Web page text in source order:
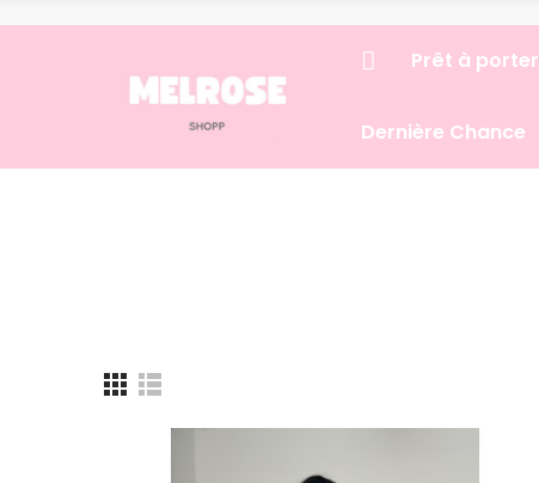
Prêt à porter
Dernière Chance